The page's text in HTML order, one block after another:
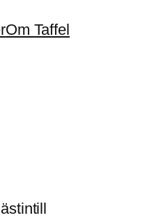
Om Taffel